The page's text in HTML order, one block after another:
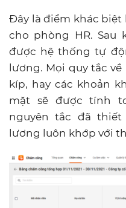
Đây là điểm khác
cho phòng HR. Sau
được hệ thống tự
lương. Mọi quy tắc
kíp, hay các khoản
mặt sẽ được tính
nguyên tắc đã
lương luôn khớp với